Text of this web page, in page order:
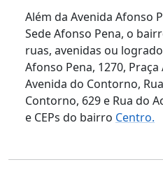
Além da Avenida Afonso
Sede Afonso Pena, o
ruas, avenidas ou
Afonso Pena, 1270,
Avenida do Contorno,
Contorno, 629 e Rua do
e CEPs do bairro Centro.